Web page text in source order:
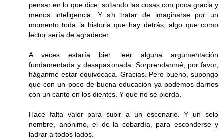
pensar en lo que dice, soltando las cosas con poca gracia y
menos inteligencia. Y sin tratar de imaginarse por un
momento toda la historia que hay detrás, algo que como
lector sería de agradecer.
A veces estaría bien leer alguna argumentación
fundamentada y desapasionada. Sorprendanmé, por favor,
háganme estar equivocada. Gracias. Pero bueno, supongo
que con un poco de buena educación ya podemos darnos
con un canto en los dientes. Y que no se pierda.
Hace falta valor para subir a un escenario. Y un solo
nombre, anónimo, el de la cobardía, para esconderse y
ladrar a todos lados.